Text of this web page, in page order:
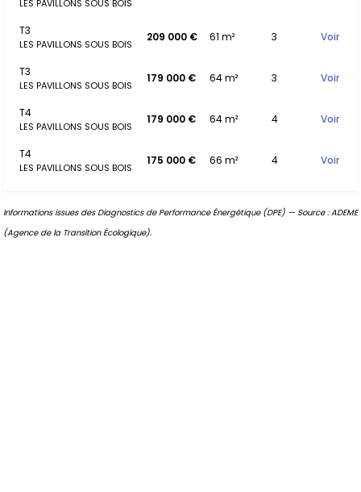
LES PAVILLONS SOUS BOIS
T3
LES PAVILLONS SOUS BOIS
209 000 € 61 m² 3 Voir
T3
LES PAVILLONS SOUS BOIS
179 000 € 64 m² 3 Voir
T4
LES PAVILLONS SOUS BOIS
179 000 € 64 m² 4 Voir
T4
LES PAVILLONS SOUS BOIS
175 000 € 66 m² 4 Voir
Informations issues des Diagnostics de Performance Énergétique (DPE) — Source : ADEME
(Agence de la Transition Écologique).